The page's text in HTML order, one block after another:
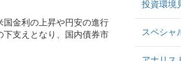
金利の上昇や円安の進行
支えとなり、国内債券市
投資環境
スペシャ